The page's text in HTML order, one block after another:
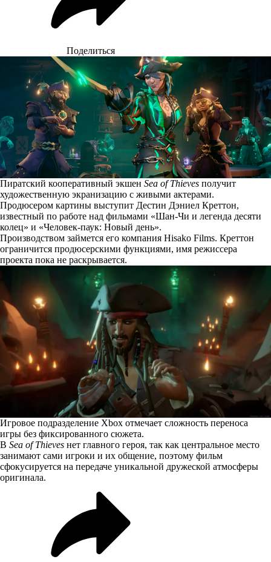
Поделиться
Пиратский кооперативный экшен Sea of Thieves получит
художественную экранизацию с живыми актерами.
Продюсером картины выступит Дестин Дэниел Креттон,
известный по работе над фильмами «Шан-Чи и легенда десяти
колец» и «Человек-паук: Новый день».
Производством займется его компания Hisako Films. Креттон
ограничится продюсерскими функциями, имя режиссера
проекта пока не раскрывается.
Игровое подразделение Xbox отмечает сложность переноса
игры без фиксированного сюжета.
В Sea of Thieves нет главного героя, так как центральное место
занимают сами игроки и их общение, поэтому фильм
сфокусируется на передаче уникальной дружеской атмосферы
оригинала.